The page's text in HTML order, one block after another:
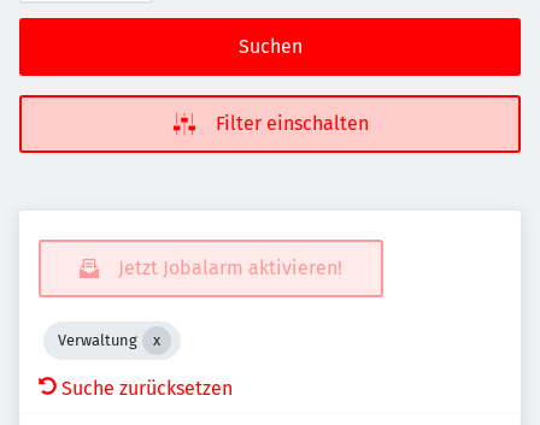
Suchen
Filter einschalten
Jetzt Jobalarm aktivieren!
Verwaltung
Suche zurücksetzen